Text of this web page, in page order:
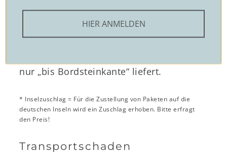
Spedition Bescheid. Bitte sorgt außerdem
dafür, dass Ihr genug Hilfe habt, um z.B.
einen sperrigen Kleiderschrank bis ins
nur „bis Bordsteinkante“ liefert.
* Inselzuschlag = Für die Zustellung von Paketen auf die
deutschen Inseln wird ein Zuschlag erhoben. Bitte erfragt
den Preis!
Transportschaden
HIER ANMELDEN